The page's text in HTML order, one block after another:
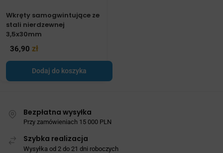
Wkręty samogwintujące ze
stali nierdzewnej
3,5x30mm
36,90 zł
Dodaj do koszyka
Bezpłatna wysyłka
Przy zamówieniach 15 000 PLN
Szybka realizacja
Wysyłka od 2 do 21 dni roboczych